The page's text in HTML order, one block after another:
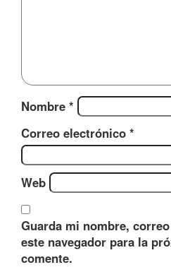
Nombre *
Correo electrónico *
Web
Guarda mi nombre,
este navegador para la
comente.